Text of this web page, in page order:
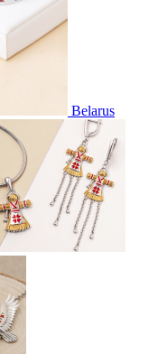
Belarus